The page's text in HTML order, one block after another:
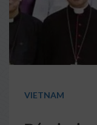
VIETNAM